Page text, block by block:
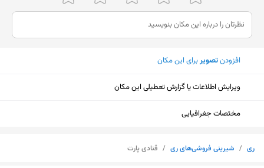
چهارشنبه
۸ تا ۲۲:۳۰
پنجشنبه
۸ تا ۲۲:۳۰
جمعه
شنبه
یکشنبه
افزودنتصویربرای این مکان
ویرایش اطلاعات یا گزارش تعطیلی این مکان
مختصات جغرافیایی
ری / شیرینی فروشی‌های ری / قنادی پارت